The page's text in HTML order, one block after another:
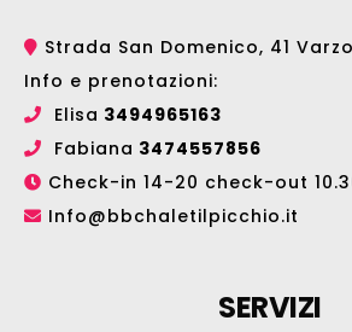
Strada San Domenico, 41
Info e prenotazioni:
Elisa 3494965163
Fabiana 3474557856
Check-in 14-20 check-out
Info@bbchaletilpicchio.it
SERVIZI